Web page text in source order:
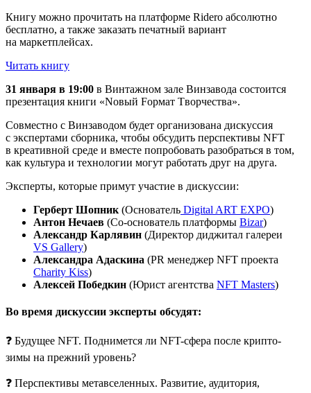
Книгу можно прочитать на платформе Ridero абсолютно
бесплатно, а также заказать печатный вариант
на маркетплейсах.
Читать книгу
31 января в 19:00 в Винтажном зале Винзавода состоится
презентация книги «Nовый Fормат Tворчества».
Совместно с Винзаводом будет организована дискуссия
с экспертами сборника, чтобы обсудить перспективы NFT
в креативной среде и вместе попробовать разобраться в том,
как культура и технологии могут работать друг на друга.
Эксперты, которые примут участие в дискуссии:
Герберт Шопник (Основатель Digital ART EXPO)
Антон Нечаев (Со-основатель платформы Bizar)
Александр Карлявин (Директор диджитал галереи
VS Gallery)
Александра Адаскина (PR менеджер NFT проекта
Charity Kiss)
Алексей Победкин (Юрист агентства NFT Masters)
Во время дискуссии эксперты обсудят:
❓ Будущее NFT. Поднимется ли NFT-сфера после крипто-
зимы на прежний уровень?
❓ Перспективы метавселенных. Развитие, аудитория,